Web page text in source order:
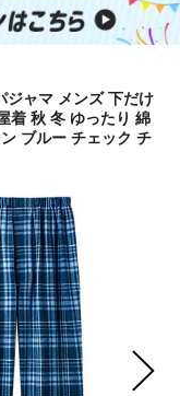
ジャマ メンズ 下だけ
着 秋 冬 ゆったり 綿
ブルー チェック チ